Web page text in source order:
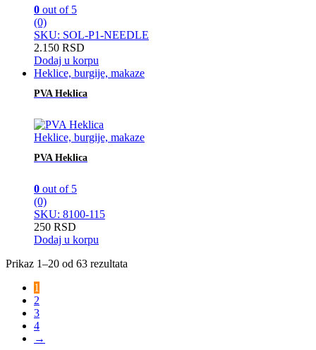
0 out of 5
(0)
SKU: SOL-P1-NEEDLE
2.150 RSD
Dodaj u korpu
Heklice, burgije, makaze
PVA Heklica
Heklice, burgije, makaze
PVA Heklica
0 out of 5
(0)
SKU: 8100-115
250 RSD
Dodaj u korpu
Prikaz 1–20 od 63 rezultata
1
2
3
4
→